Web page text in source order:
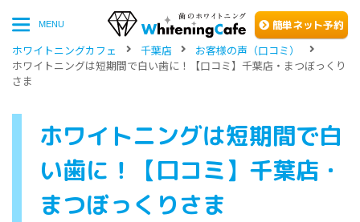
MENU 簡単ネッ ト予約
ホワイトニングカフェ 千葉店
お客様の声（口コミ）
ホワイトニングは短期間で白い歯に！【口コミ】千葉店・まつぼっくり
さま
ホワイトニングは短期間で白
い歯に！【口コミ】千葉店・
まつぼっくりさま